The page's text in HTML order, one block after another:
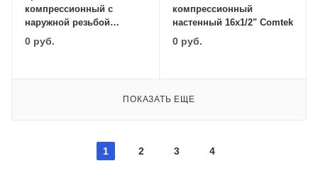
компрессионный с
наружной резьбой
16х1/2"х16 Comtek
0 руб.
компрессионный
настенный 16х1/2" Comtek
0руб.
ПОКАЗАТЬ ЕЩЕ
1 2 3 4